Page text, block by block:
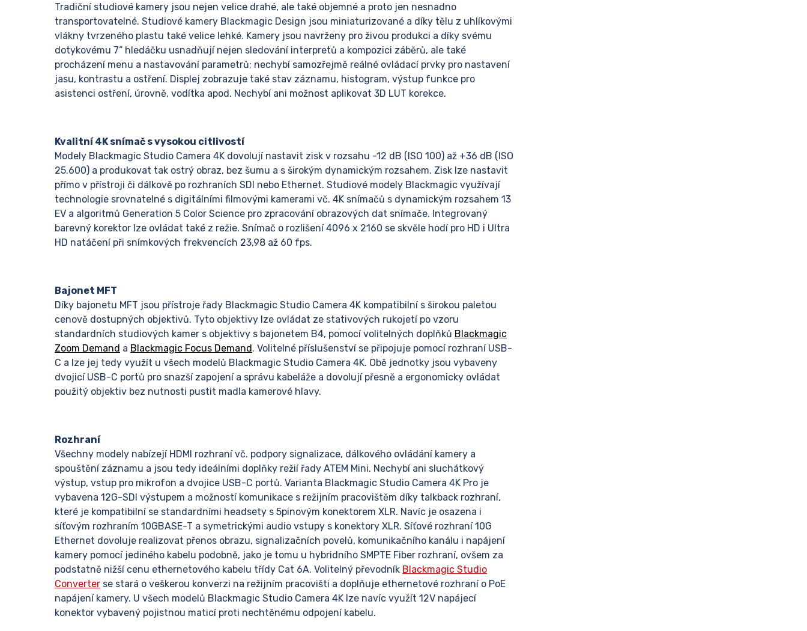
Tradiční studiové kamery jsou nejen velice drahé, ale také objemné a proto jen nesnadno
transportovatelné. Studiové kamery Blackmagic Design jsou miniaturizované a díky tělu z uhlíkovými
vlákny tvrzeného plastu také velice lehké. Kamery jsou navrženy pro živou produkci a díky svému
dotykovému 7“ hledáčku usnadňují nejen sledování interpretů a kompozici záběrů, ale také
procházení menu a nastavování parametrů; nechybí samozřejmě reálné ovládací prvky pro nastavení
jasu, kontrastu a ostření. Displej zobrazuje také stav záznamu, histogram, výstup funkce pro
asistenci ostření, úrovně, vodítka apod. Nechybí ani možnost aplikovat 3D LUT korekce.
Kvalitní 4K snímač s vysokou citlivostí
Modely Blackmagic Studio Camera 4K dovolují nastavit zisk v rozsahu -12 dB (ISO 100) až +36 dB (ISO
25.600) a produkovat tak ostrý obraz, bez šumu a s širokým dynamickým rozsahem. Zisk lze nastavit
přímo v přístroji či dálkově po rozhraních SDI nebo Ethernet. Studiové modely Blackmagic využívají
technologie srovnatelné s digitálními filmovými kamerami vč. 4K snímačů s dynamickým rozsahem 13
EV a algoritmů Generation 5 Color Science pro zpracování obrazových dat snímače. Integrovaný
barevný korektor lze ovládat také z režie. Snímač o rozlišení 4096 x 2160 se skvěle hodí pro HD i Ultra
HD natáčení při snímkových frekvencích 23,98 až 60 fps.
Bajonet MFT
Díky bajonetu MFT jsou přístroje řady Blackmagic Studio Camera 4K kompatibilní s širokou paletou
cenově dostupných objektivů. Tyto objektivy lze ovládat ze stativových rukojetí po vzoru
standardních studiových kamer s objektivy s bajonetem B4, pomocí volitelných doplňků Blackmagic
Zoom Demand a Blackmagic Focus Demand. Volitelné příslušenství se připojuje pomocí rozhraní USB-
C a lze jej tedy využít u všech modelů Blackmagic Studio Camera 4K. Obě jednotky jsou vybaveny
dvojicí USB-C portů pro snazší zapojení a správu kabeláže a dovolují přesně a ergonomicky ovládat
použitý objektiv bez nutnosti pustit madla kamerové hlavy.
Rozhraní
Všechny modely nabízejí HDMI rozhraní vč. podpory signalizace, dálkového ovládání kamery a
spouštění záznamu a jsou tedy ideálními doplňky režií řady ATEM Mini. Nechybí ani sluchátkový
výstup, vstup pro mikrofon a dvojice USB-C portů. Varianta Blackmagic Studio Camera 4K Pro je
vybavena 12G-SDI výstupem a možností komunikace s režijním pracovištěm díky talkback rozhraní,
které je kompatibilní se standardními headsety s 5pinovým konektorem XLR. Navíc je osazena i
síťovým rozhraním 10GBASE-T a symetrickými audio vstupy s konektory XLR. Síťové rozhraní 10G
Ethernet dovoluje realizovat přenos obrazu, signalizačních povelů, komunikačního kanálu i napájení
kamery pomocí jediného kabelu podobně, jako je tomu u hybridního SMPTE Fiber rozhraní, ovšem za
podstatně nižší cenu ethernetového kabelu třídy Cat 6A. Volitelný převodník Blackmagic Studio
Converter se stará o veškerou konverzi na režijním pracovišti a doplňuje ethernetové rozhraní o PoE
napájení kamery. U všech modelů Blackmagic Studio Camera 4K lze navíc využít 12V napájecí
konektor vybavený pojistnou maticí proti nechtěnému odpojení kabelu.